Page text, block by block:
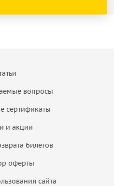
вопросы
сертификаты
и акции
билетов
оферты
сайта